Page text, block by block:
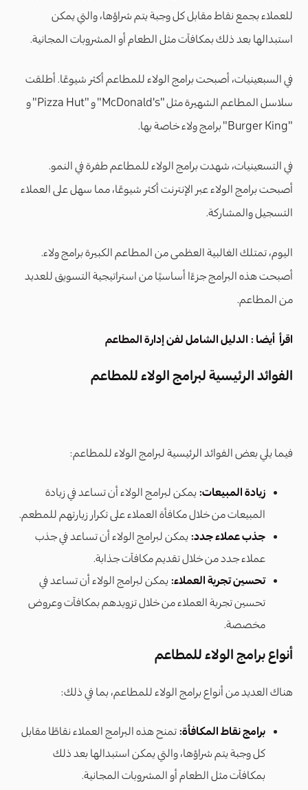
للعملاء بجمع نقاط مقابل كل وجبة يتم شراؤها، والتي يمكن
استبدالها بعد ذلك بمكافآت مثل الطعام أو المشروبات المجانية.
في السبعينيات، أصبحت برامج الولاء للمطاعم أكثر شيوعًا. أطلقت
سلاسل المطاعم الشهيرة مثل "McDonald's" و "Pizza Hut" و
"Burger King" برامج ولاء خاصة بها.
في التسعينيات، شهدت برامج الولاء للمطاعم طفرة في النمو.
أصبحت برامج الولاء عبر الإنترنت أكثر شيوعًا، مما سهل على العملاء
التسجيل والمشاركة.
اليوم، تمتلك الغالبية العظمى من المطاعم الكبيرة برامج ولاء.
أصبحت هذه البرامج جزءًا أساسيًا من استراتيجية التسويق للعديد
من المطاعم.
اقرأ أيضا : الدليل الشامل لفن إدارة المطاعم
الفوائد الرئيسية لبرامج الولاء للمطاعم
فيما يلي بعض الفوائد الرئيسية لبرامج الولاء للمطاعم:
زيادة المبيعات: يمكن لبرامج الولاء أن تساعد في زيادة
المبيعات من خلال مكافأة العملاء على تكرار زيارتهم للمطعم.
جذب عملاء جدد: يمكن لبرامج الولاء أن تساعد في جذب
عملاء جدد من خلال تقديم مكافآت جذابة.
تحسين تجربة العملاء: يمكن لبرامج الولاء أن تساعد في
تحسين تجربة العملاء من خلال تزويدهم بمكافآت وعروض
مخصصة.
أنواع برامج الولاء للمطاعم
هناك العديد من أنواع برامج الولاء للمطاعم، بما في ذلك:
برامج نقاط المكافأة: تمنح هذه البرامج العملاء نقاطًا مقابل
كل وجبة يتم شراؤها، والتي يمكن استبدالها بعد ذلك
بمكافآت مثل الطعام أو المشروبات المجانية.